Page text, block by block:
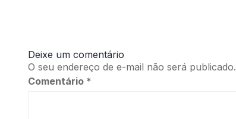
Deixe um comentário
O seu endereço de e-mail não será publicado.
Comentário *